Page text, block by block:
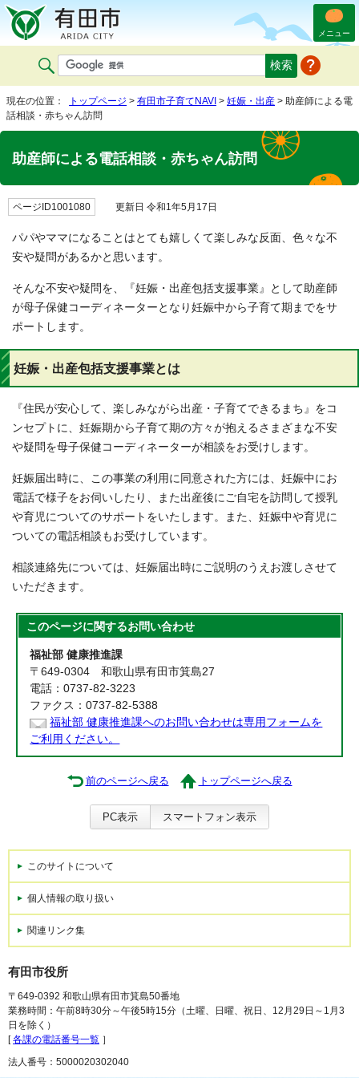
メニュー
現在の位置： トップページ > 有田市子育てNAVI > 妊娠・出産 > 助産師による電
話相談・赤ちゃん訪問
助産師による電話相談・赤ちゃん訪問
ページID1001080 更新日 令和1年5月17日
パパやママになることはとても嬉しくて楽しみな反面、色々な不
安や疑問があるかと思います。
そんな不安や疑問を、『妊娠・出産包括支援事業』として助産師
が母子保健コーディネーターとなり妊娠中から子育て期までをサ
ポートします。
妊娠・出産包括支援事業とは
『住民が安心して、楽しみながら出産・子育てできるまち』をコ
ンセプトに、妊娠期から子育て期の方々が抱えるさまざまな不安
や疑問を母子保健コーディネーターが相談をお受けします。
妊娠届出時に、この事業の利用に同意された方には、妊娠中にお
電話で様子をお伺いしたり、また出産後にご自宅を訪問して授乳
や育児についてのサポートをいたします。また、妊娠中や育児に
ついての電話相談もお受けしています。
相談連絡先については、妊娠届出時にご説明のうえお渡しさせて
いただきます。
このページに関するお問い合わせ
福祉部 健康推進課
〒649-0304 和歌山県有田市箕島27
電話：0737-82-3223
ファクス：0737-82-5388
福祉部 健康推進課へのお問い合わせは専用フォームを
ご利用ください。
前のページへ戻る トップページへ戻る
PC表示 スマートフォン表示
このサイトについて
個人情報の取り扱い
関連リンク集
有田市役所
〒649-0392 和歌山県有田市箕島50番地
業務時間：午前8時30分～午後5時15分（土曜、日曜、祝日、12月29日～1月3
日を除く）
[各課の電話番号一覧 ］
法人番号：5000020302040